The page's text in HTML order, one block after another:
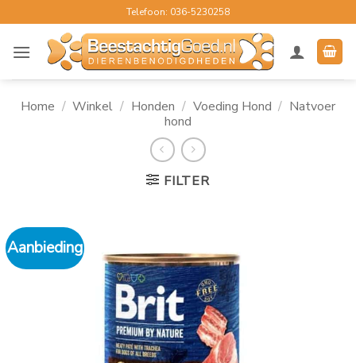
naar
inhoud
Telefoon: 036-5230258
Home / Winkel / Honden / Voeding Hond / Natvoer
hond
FILTER
Aanbieding